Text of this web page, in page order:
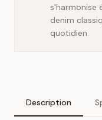
s'harmonise
denim
quotidien.
Description